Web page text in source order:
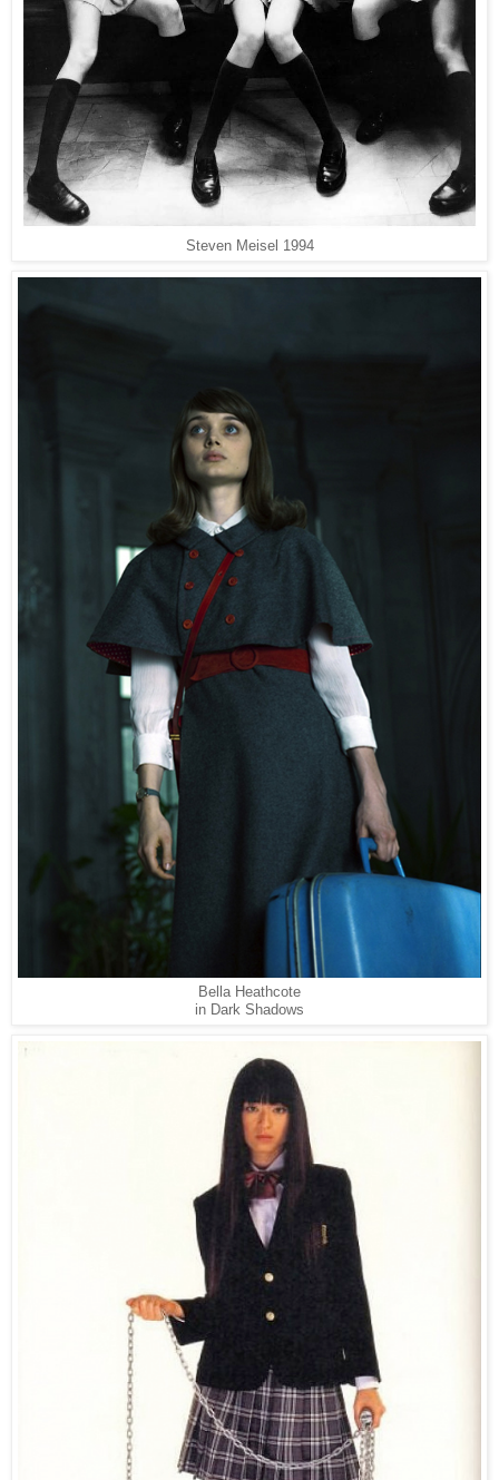
Steven Meisel 1994
Bella Heathcote
in Dark Shadows